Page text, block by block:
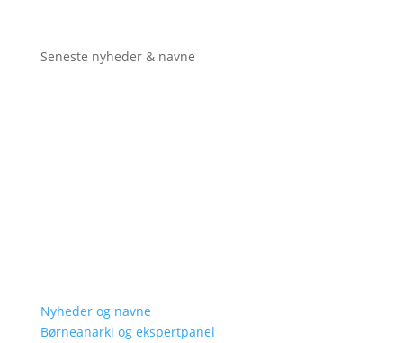
Seneste nyheder & navne
Nyheder og navne
Børneanarki og ekspertpanel